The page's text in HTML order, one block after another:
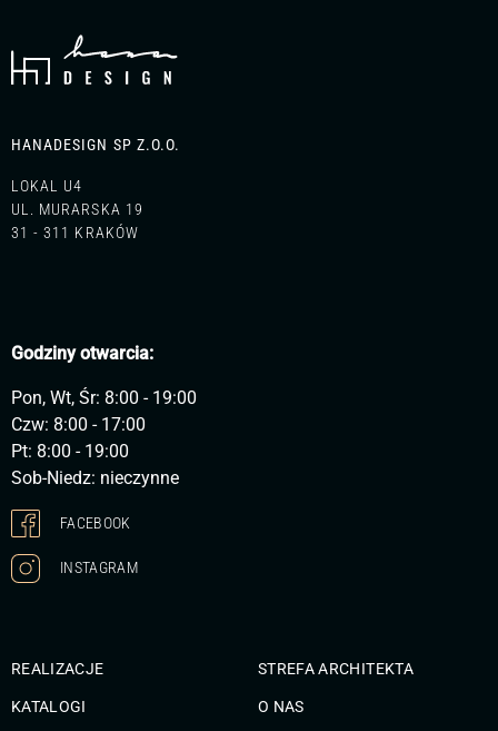
HANADESIGN SP Z.O.O.
LOKAL U4
UL. MURARSKA 19
31 - 311 KRAKÓW
Godziny otwarcia:
Pon, Wt, Śr: 8:00 - 19:00
Czw: 8:00 - 17:00
Pt: 8:00 - 19:00
Sob-Niedz: nieczynne
FACEBOOK
INSTAGRAM
REALIZACJE
KATALOGI
STREFA ARCHITEKTA
O NAS